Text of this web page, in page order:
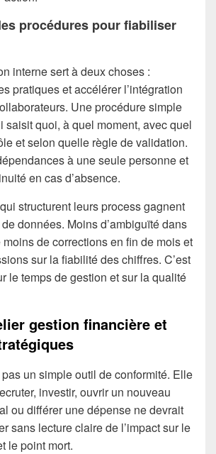
procédures pour fiabiliser
interne sert à deux choses :
pratiques et accélérer l’intégration
Une procédure simple
saisit quoi, à quel moment, avec quel
et selon quelle règle de validation.
à une seule personne et
en cas d’absence.
structurent leurs process gagnent
données. Moins d’ambiguïté dans
de corrections en fin de mois et
sur la fiabilité des chiffres. C’est
le temps de gestion et sur la qualité
gestion financière et
pas un simple outil de conformité. Elle
investir, ouvrir un nouveau
ou différer une dépense ne devrait
sans lecture claire de l’impact sur le
le point mort.